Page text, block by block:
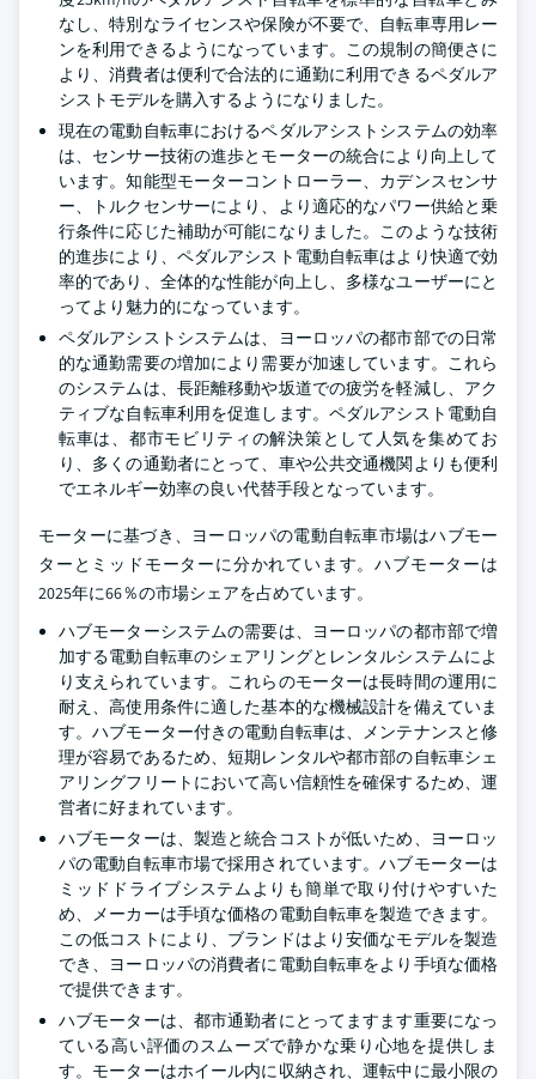
なし、特別なライセンスや保険が不要で、自転車専用レー
ンを利用できるようになっています。この規制の簡便さに
より、消費者は便利で合法的に通勤に利用できるペダルア
シストモデルを購入するようになりました。
現在の電動自転車におけるペダルアシストシステムの効率
は、センサー技術の進歩とモーターの統合により向上して
います。知能型モーターコントローラー、カデンスセンサ
ー、トルクセンサーにより、より適応的なパワー供給と乗
行条件に応じた補助が可能になりました。このような技術
的進歩により、ペダルアシスト電動自転車はより快適で効
率的であり、全体的な性能が向上し、多様なユーザーにと
ってより魅力的になっています。
ペダルアシストシステムは、ヨーロッパの都市部での日常
的な通勤需要の増加により需要が加速しています。これら
のシステムは、長距離移動や坂道での疲労を軽減し、アク
ティブな自転車利用を促進します。ペダルアシスト電動自
転車は、都市モビリティの解決策として人気を集めてお
り、多くの通勤者にとって、車や公共交通機関よりも便利
でエネルギー効率の良い代替手段となっています。
モーターに基づき、ヨーロッパの電動自転車市場はハブモー
ターとミッドモーターに分かれています。ハブモーターは
2025年に66％の市場シェアを占めています。
ハブモーターシステムの需要は、ヨーロッパの都市部で増
加する電動自転車のシェアリングとレンタルシステムによ
り支えられています。これらのモーターは長時間の運用に
耐え、高使用条件に適した基本的な機械設計を備えていま
す。ハブモーター付きの電動自転車は、メンテナンスと修
理が容易であるため、短期レンタルや都市部の自転車シェ
アリングフリートにおいて高い信頼性を確保するため、運
営者に好まれています。
ハブモーターは、製造と統合コストが低いため、ヨーロッ
パの電動自転車市場で採用されています。ハブモーターは
ミッドドライブシステムよりも簡単で取り付けやすいた
め、メーカーは手頃な価格の電動自転車を製造できます。
この低コストにより、ブランドはより安価なモデルを製造
でき、ヨーロッパの消費者に電動自転車をより手頃な価格
で提供できます。
ハブモーターは、都市通勤者にとってますます重要になっ
ている高い評価のスムーズで静かな乗り心地を提供しま
す。モーターはホイール内に収納され、運転中に最小限の